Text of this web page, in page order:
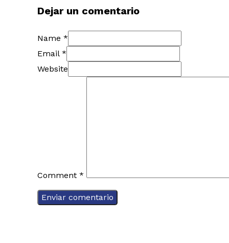
Dejar un comentario
Name *
Email *
Website
Comment *